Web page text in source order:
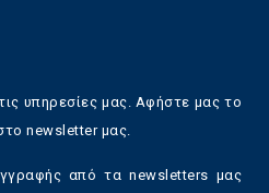
υπηρεσίες μας. Αφήστε μας το
newsletter μας.
από τα newsletters μας